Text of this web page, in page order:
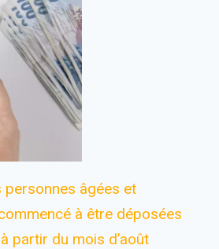
personnes âgées et
à être déposées
partir du mois d’août